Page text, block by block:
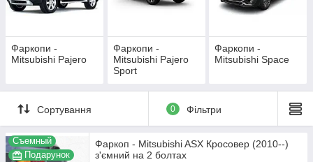
Фаркопи -
Mitsubishi Pajero
Фаркопи -
Mitsubishi Pajero
Sport
Фаркопи -
Mitsubishi Space
Сортування 0 Фільтри
Съемный
Подарунок
Фаркоп - Mitsubishi ASX Кросовер (2010--)
з'ємний на 2 болтах